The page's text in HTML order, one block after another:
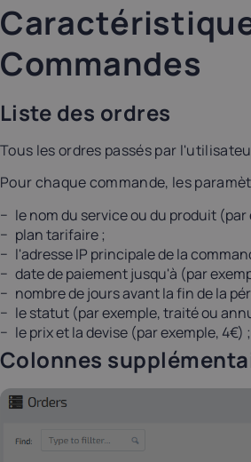
Commandes
Liste des ordres
Tous les ordres passés par
Pour chaque commande, les
le nom du service ou du produit (par
plan tarifaire ;
l'adresse IP principale de la
date de paiement jusqu'à (par
nombre de jours avant la fin de la
le statut (par exemple, traité ou
le prix et la devise (par exemple, 4€) ;
Colonnes